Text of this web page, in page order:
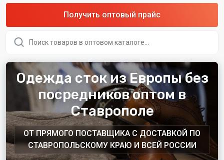
Получить оптовый прайс
товаров
Одежда сток из Европы без
посредников оптом в
Ставрополе
ОТ ПРЯМОГО ПОСТАВЩИКА С ДОСТАВКОЙ ПО
СТАВРОПОЛЬСКОМУ КРАЮ И ВСЕЙ РОССИИ